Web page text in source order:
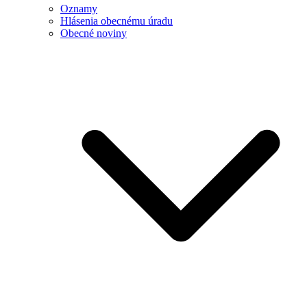
Oznamy
Hlásenia obecnému úradu
Obecné noviny